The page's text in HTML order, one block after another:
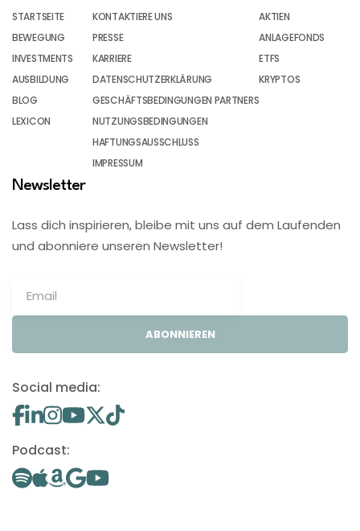
STARTSEITE
BEWEGUNG
INVESTMENTS
AUSBILDUNG
BLOG
LEXICON
KONTAKTIERE UNS
PRESSE
KARRIERE
DATENSCHUTZERKLÄRUNG
GESCHÄFTSBEDINGUNGEN PARTNERS
NUTZUNGSBEDINGUNGEN
HAFTUNGSAUSSCHLUSS
IMPRESSUM
AKTIEN
ANLAGEFONDS
ETFS
KRYPTOS
Newsletter
Lass dich inspirieren, bleibe mit uns auf dem Laufenden
und abonniere unseren Newsletter!
ABONNIEREN
Social media:
Podcast: